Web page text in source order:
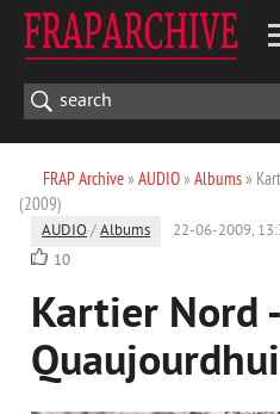
FRAP Archive» AUDIO» Albums»
(2009)
AUDIO /Albums 22-06-2009,
10
Kartier Nord